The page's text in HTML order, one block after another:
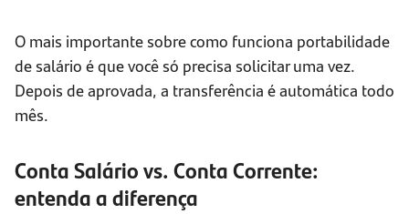
O mais importante sobre como funciona portabilidade
de salário é que você só precisa solicitar uma vez.
Depois de aprovada, a transferência é automática todo
mês.
Conta Salário vs. Conta Corrente:
entenda a diferença